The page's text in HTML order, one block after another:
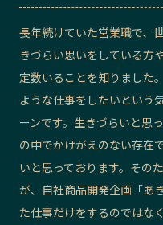
長年続けていた営業職で、
きづらい思いをしている方
定数いることを知りました
ような仕事をしたいという
ーンです。生きづらいと思
の中でかけがえのない存在
いと思っております。その
が、自社商品開発企画「あ
た仕事だけをするのではな